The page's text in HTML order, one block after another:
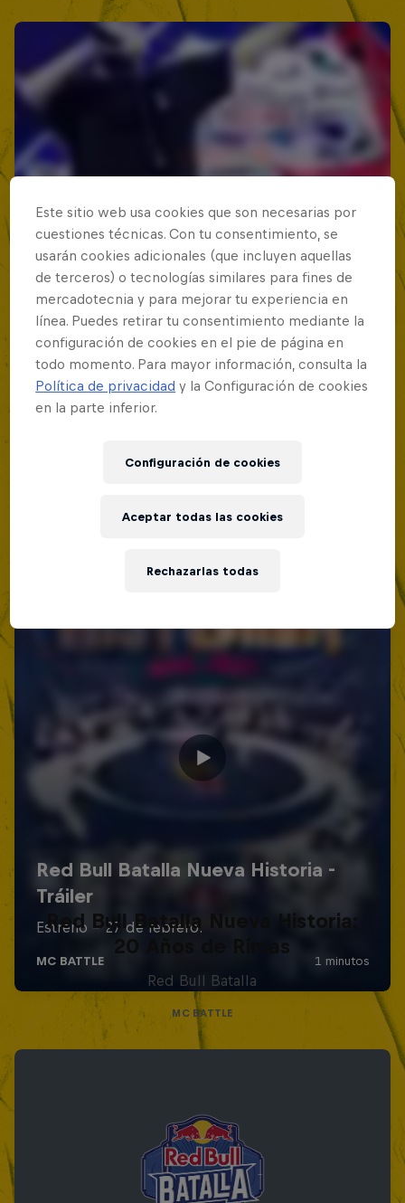
Red Bull Batalla Nueva Historia:
20 Años de Rimas
Red Bull Batalla
MC BATTLE
Este sitio web usa cookies que son necesarias por
cuestiones técnicas. Con tu consentimiento, se
usarán cookies adicionales (que incluyen aquellas
de terceros) o tecnologías similares para fines de
mercadotecnia y para mejorar tu experiencia en
línea. Puedes retirar tu consentimiento mediante la
configuración de cookies en el pie de página en
todo momento. Para mayor información, consulta la
Política de privacidad y la Configuración de cookies
en la parte inferior.
Configuración de cookies
Rechazarlas todas
Aceptar todas las cookies